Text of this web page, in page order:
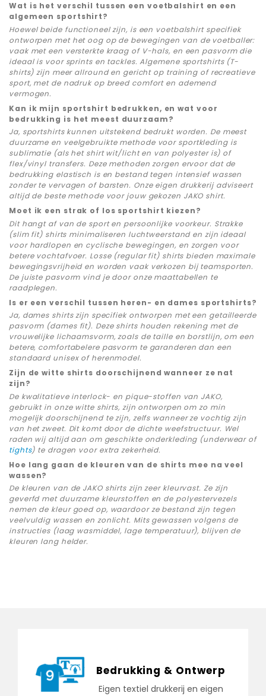
Wat is het verschil tussen een voetbalshirt en een
algemeen sportshirt?
Hoewel beide functioneel zijn, is een voetbalshirt specifiek
ontworpen met het oog op de bewegingen van de voetballer:
vaak met een versterkte kraag of V-hals, en een pasvorm die
ideaal is voor sprints en tackles. Algemene sportshirts (T-
shirts) zijn meer allround en gericht op training of recreatieve
sport, met de nadruk op breed comfort en ademend
vermogen.
Kan ik mijn sportshirt bedrukken, en wat voor
bedrukking is het meest duurzaam?
Ja, sportshirts kunnen uitstekend bedrukt worden. De meest
duurzame en veelgebruikte methode voor sportkleding is
sublimatie (als het shirt wit/licht en van polyester is) of
flex/vinyl transfers. Deze methoden zorgen ervoor dat de
bedrukking elastisch is en bestand tegen intensief wassen
zonder te vervagen of barsten. Onze eigen drukkerij adviseert
altijd de beste methode voor jouw gekozen JAKO shirt.
Moet ik een strak of los sportshirt kiezen?
Dit hangt af van de sport en persoonlijke voorkeur. Strakke
(slim fit) shirts minimaliseren luchtweerstand en zijn ideaal
voor hardlopen en cyclische bewegingen, en zorgen voor
betere vochtafvoer. Losse (regular fit) shirts bieden maximale
bewegingsvrijheid en worden vaak verkozen bij teamsporten.
De juiste pasvorm vind je door onze maattabellen te
raadplegen.
Is er een verschil tussen heren- en dames sportshirts?
Ja, dames shirts zijn specifiek ontworpen met een getailleerde
pasvorm (dames fit). Deze shirts houden rekening met de
vrouwelijke lichaamsvorm, zoals de taille en borstlijn, om een
betere, comfortabelere pasvorm te garanderen dan een
standaard unisex of herenmodel.
Zijn de witte shirts doorschijnend wanneer ze nat
zijn?
De kwalitatieve interlock- en pique-stoffen van JAKO,
gebruikt in onze witte shirts, zijn ontworpen om zo min
mogelijk doorschijnend te zijn, zelfs wanneer ze vochtig zijn
van het zweet. Dit komt door de dichte weefstructuur. Wel
raden wij altijd aan om geschikte onderkleding (underwear of
tights) te dragen voor extra zekerheid.
Hoe lang gaan de kleuren van de shirts mee na veel
wassen?
De kleuren van de JAKO shirts zijn zeer kleurvast. Ze zijn
geverfd met duurzame kleurstoffen en de polyestervezels
nemen de kleur goed op, waardoor ze bestand zijn tegen
veelvuldig wassen en zonlicht. Mits gewassen volgens de
instructies (laag wasmiddel, lage temperatuur), blijven de
kleuren lang helder.
Bedrukking & Ontwerp
Eigen textiel drukkerij en eigen